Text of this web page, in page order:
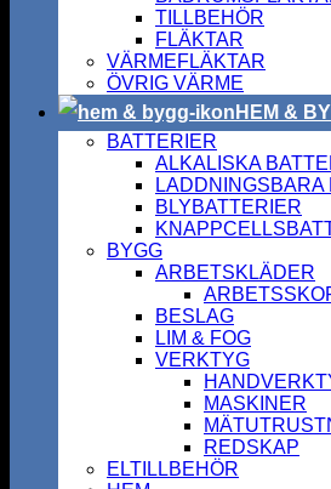
TILLBEHÖR
FLÄKTAR
VÄRMEFLÄKTAR
ÖVRIG VÄRME
HEM &
BATTERIER
ALKALISKA
LADDNINGSBARA
BLYBATTERIER
BYGG
ARBETSKLÄDER
BESLAG
LIM & FOG
VERKTYG
MASKINER
REDSKAP
ELTILLBEHÖR